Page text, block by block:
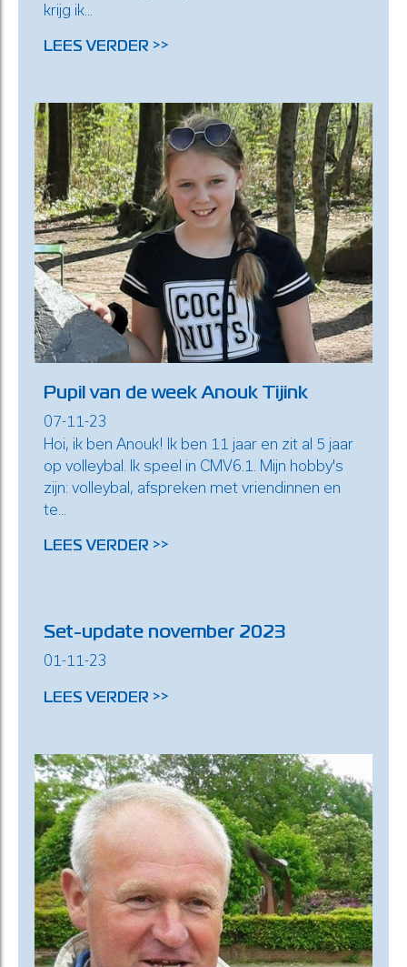
krijg ik...
LEES VERDER >>
Pupil van de week Anouk Tijink
07-11-23
Hoi, ik ben Anouk! Ik ben 11 jaar en zit al 5 jaar
op volleybal. Ik speel in CMV6.1. Mijn hobby's
zijn: volleybal, afspreken met vriendinnen en
te...
LEES VERDER >>
Set-update november 2023
01-11-23
LEES VERDER >>